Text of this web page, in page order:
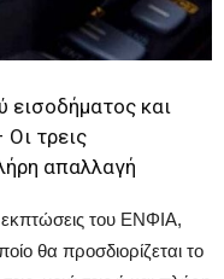
εισοδήματος και
τρεις
απαλλαγή
του ΕΝΦΙΑ,
θα προσδιορίζεται το